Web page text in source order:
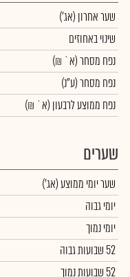
שער אחרון (אג')
שינוי באחוזים
נפח מסחר(א` ₪)
נפח מסחר(ע"נ)
נפח ממוצע לרבעון (א` ₪)
שערים
שער יומי ממוצע(אג')
יומי גבוה
יומי נמוך
52 שבועות גבוה
52 שבועות נמוך